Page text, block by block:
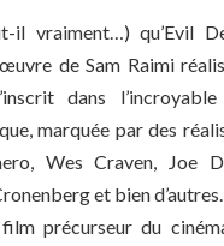
il vraiment…) qu’Evil
de Sam Raimi
dans l’incroyable
marquée par des
Wes Craven, Joe
et bien d’autres.
précurseur du